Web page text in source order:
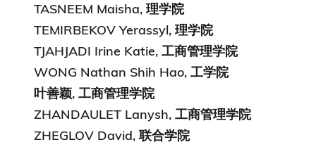
TASNEEM Maisha, 理学院
TEMIRBEKOV Yerassyl, 理学院
TJAHJADI Irine Katie, 工商管理学院
WONG Nathan Shih Hao, 工学院
叶善颖, 工商管理学院
ZHANDAULET Lanysh, 工商管理学院
ZHEGLOV David, 联合学院